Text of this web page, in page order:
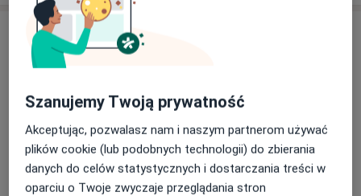
Usługi i ceny
Konsultacja urologiczna + USG
Konsultacja urologiczna + USG
moszny
Od 419 zł Szczegóły
Umów wizytę
Szanujemy Twoją prywatność
Akceptując, pozwalasz nam i naszym partnerom używać
plików cookie (lub podobnych technologii) do zbierania
danych do celów statystycznych i dostarczania treści w
oparciu o Twoje zwyczaje przeglądania stron